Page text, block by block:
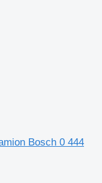
Bosch 0 444